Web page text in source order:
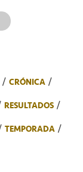
CRÓNICA
RESULTADOS
TEMPORADA